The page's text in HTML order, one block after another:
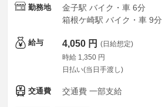
勤務地
金子駅 バイク・車 6分
箱根ケ崎駅 バイク・車 9分
給与 4,050 円 (日給想定)
時給 1,350 円
日払い(当日手渡し)
交通費 交通費 一部支給